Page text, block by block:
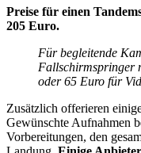
Preise für einen
205 Euro.
Für begleitende
Fallschirmspringer
oder 65 Euro für
Zusätzlich offerieren
Gewünschte Aufnahmen
Vorbereitungen, den